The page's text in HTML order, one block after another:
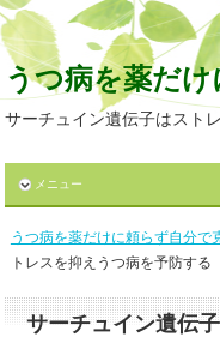
うつ病を薬だ
サーチュイン遺伝子はスト
メニュー
うつ病を薬だけに頼らず自分で
トレスを抑えうつ病を予防する
サーチュイン遺伝